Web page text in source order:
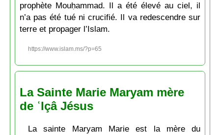
prophète Mouḥammad. Il a été élevé au ciel, il
n’a pas été tué ni crucifié. Il va redescendre sur
terre et propager l’Islam.
https://www.islam.ms/?p=65
La Sainte Marie Maryam mère
de ʿIçâ Jésus
La sainte Maryam Marie est la mère du